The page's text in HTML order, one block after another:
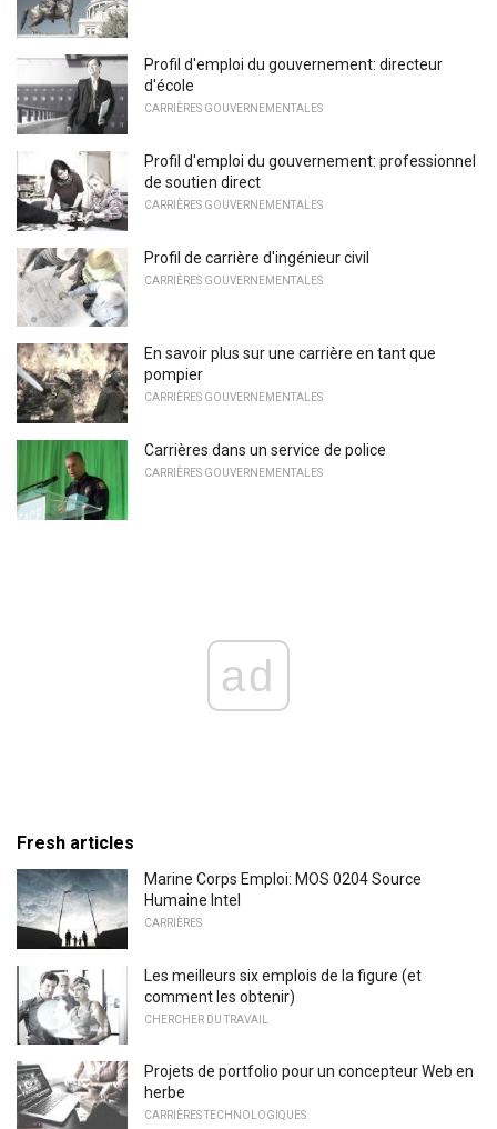
Profil d'emploi du gouvernement: directeur
d'école
CARRIÈRES GOUVERNEMENTALES
Profil d'emploi du gouvernement: professionnel
de soutien direct
CARRIÈRES GOUVERNEMENTALES
Profil de carrière d'ingénieur civil
CARRIÈRES GOUVERNEMENTALES
En savoir plus sur une carrière en tant que
pompier
CARRIÈRES GOUVERNEMENTALES
Carrières dans un service de police
CARRIÈRES GOUVERNEMENTALES
ad
Fresh articles
Marine Corps Emploi: MOS 0204 Source
Humaine Intel
CARRIÈRES
Les meilleurs six emplois de la figure (et
comment les obtenir)
CHERCHER DU TRAVAIL
Projets de portfolio pour un concepteur Web en
herbe
CARRIÈRES TECHNOLOGIQUES